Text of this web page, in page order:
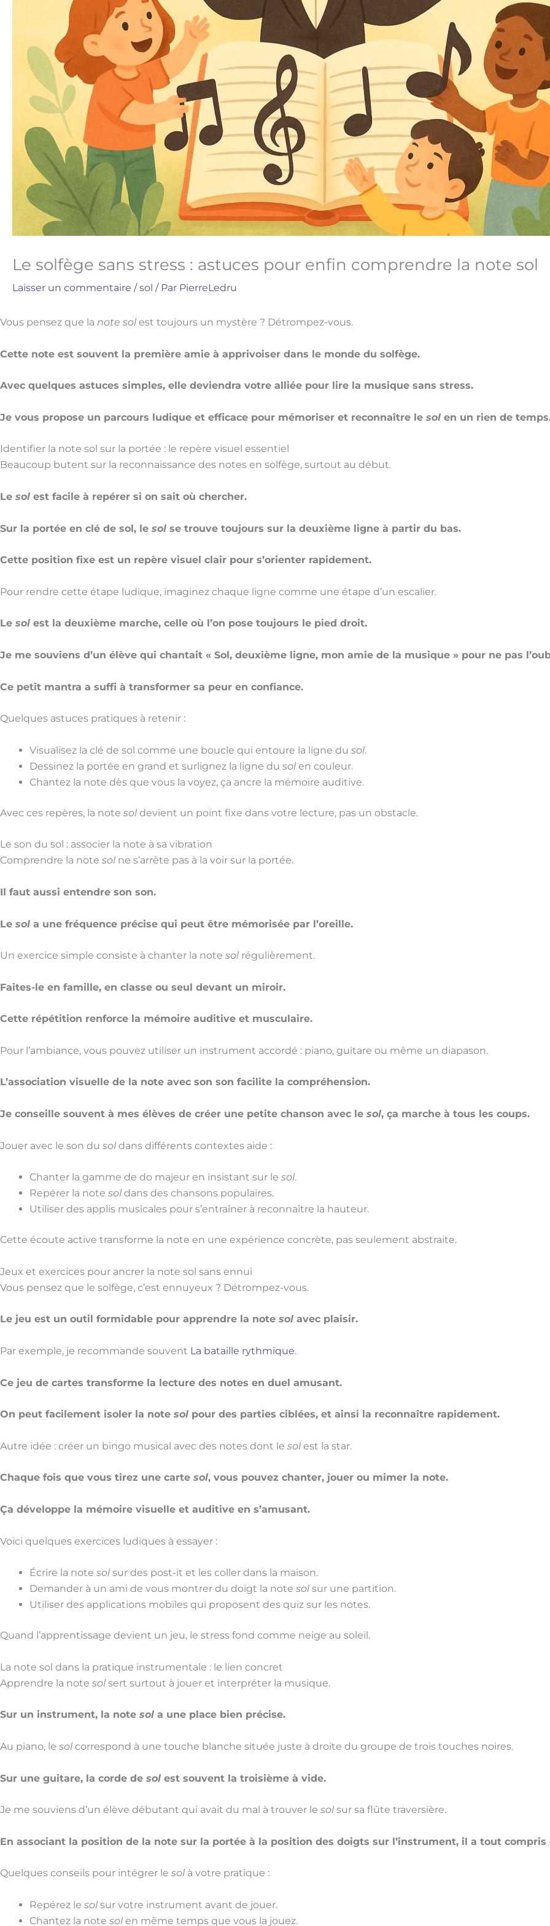
Le solfège sans stress : astuces pour enfin comprendre la note sol
Laisser un commentaire /sol / Par PierreLedru
Vous pensez que la note sol est toujours un mystère ? Détrompez-vous.
Cette note est souvent la première amie à apprivoiser dans le monde du solfège.
Avec quelques astuces simples, elle deviendra votre alliée pour lire la musique sans stress.
Je vous propose un parcours ludique et efficace pour mémoriser et reconnaître le sol en un rien de
Identifier la note sol sur la portée : le repère visuel essentiel
Beaucoup butent sur la reconnaissance des notes en solfège, surtout au début.
Le sol est facile à repérer si on sait où chercher.
Sur la portée en clé de sol, le sol se trouve toujours sur la deuxième ligne à partir du bas.
Cette position fixe est un repère visuel clair pour s’orienter rapidement.
Pour rendre cette étape ludique, imaginez chaque ligne comme une étape d’un escalier.
Le sol est la deuxième marche, celle où l’on pose toujours le pied droit.
Je me souviens d’un élève qui chantait « Sol, deuxième ligne, mon amie de la musique » pour ne pas
Ce petit mantra a suffi à transformer sa peur en confiance.
Quelques astuces pratiques à retenir :
Visualisez la clé de sol comme une boucle qui entoure la ligne du sol.
Dessinez la portée en grand et surlignez la ligne du sol en couleur.
Chantez la note dès que vous la voyez, ça ancre la mémoire auditive.
Avec ces repères, la note sol devient un point fixe dans votre lecture, pas un obstacle.
Le son du sol : associer la note à sa vibration
Comprendre la note sol ne s’arrête pas à la voir sur la portée.
Il faut aussi entendre son son.
Le sol a une fréquence précise qui peut être mémorisée par l’oreille.
Un exercice simple consiste à chanter la note sol régulièrement.
Faites-le en famille, en classe ou seul devant un miroir.
Cette répétition renforce la mémoire auditive et musculaire.
Pour l’ambiance, vous pouvez utiliser un instrument accordé : piano, guitare ou même un diapason.
L’association visuelle de la note avec son son facilite la compréhension.
Je conseille souvent à mes élèves de créer une petite chanson avec le sol, ça marche à tous les coups.
Jouer avec le son du sol dans différents contextes aide :
Chanter la gamme de do majeur en insistant sur le sol.
Repérer la note sol dans des chansons populaires.
Utiliser des applis musicales pour s’entraîner à reconnaître la hauteur.
Cette écoute active transforme la note en une expérience concrète, pas seulement abstraite.
Jeux et exercices pour ancrer la note sol sans ennui
Vous pensez que le solfège, c’est ennuyeux ? Détrompez-vous.
Le jeu est un outil formidable pour apprendre la note sol avec plaisir.
Par exemple, je recommande souvent La bataille rythmique.
Ce jeu de cartes transforme la lecture des notes en duel amusant.
On peut facilement isoler la note sol pour des parties ciblées, et ainsi la reconnaître rapidement.
Autre idée : créer un bingo musical avec des notes dont le sol est la star.
Chaque fois que vous tirez une carte sol, vous pouvez chanter, jouer ou mimer la note.
Ça développe la mémoire visuelle et auditive en s’amusant.
Voici quelques exercices ludiques à essayer :
Écrire la note sol sur des post-it et les coller dans la maison.
Demander à un ami de vous montrer du doigt la note sol sur une partition.
Utiliser des applications mobiles qui proposent des quiz sur les notes.
Quand l’apprentissage devient un jeu, le stress fond comme neige au soleil.
La note sol dans la pratique instrumentale : le lien concret
Apprendre la note sol sert surtout à jouer et interpréter la musique.
Sur un instrument, la note sol a une place bien précise.
Au piano, le sol correspond à une touche blanche située juste à droite du groupe de trois touches noires.
Sur une guitare, la corde de sol est souvent la troisième à vide.
Je me souviens d’un élève débutant qui avait du mal à trouver le sol sur sa flûte traversière.
En associant la position de la note sur la portée à la position des doigts sur l’instrument, il a tout
Quelques conseils pour intégrer le sol à votre pratique :
Repérez le sol sur votre instrument avant de jouer.
Chantez la note sol en même temps que vous la jouez.